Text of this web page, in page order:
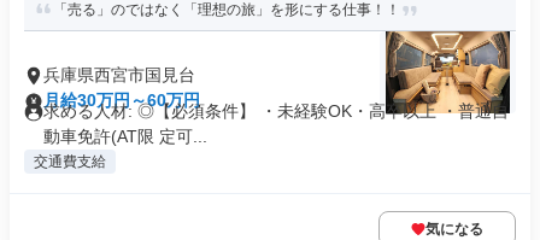
「売る」のではなく「理想の旅」を形にする仕事！！
兵庫県西宮市国見台
月給30万円～60万円
求める人材: ◎【必須条件】 ・未経験OK・高卒以上 ・普通自
動車免許(AT限 定可...
交通費支給
気になる